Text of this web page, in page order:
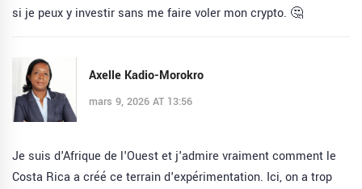
si je peux y investir sans me faire voler mon crypto. 🤔
Axelle Kadio-Morokro
mars 9, 2026 AT 13:56
Je suis d'Afrique de l'Ouest et j'admire vraiment comment le
Costa Rica a créé ce terrain d'expérimentation. Ici, on a trop